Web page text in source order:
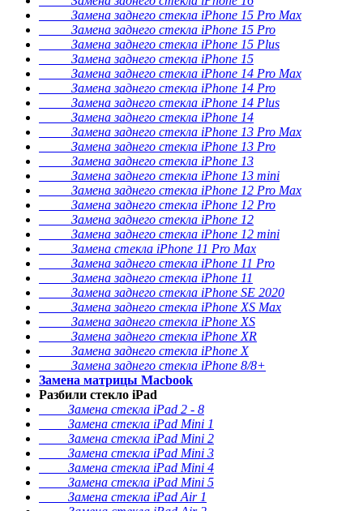
Замена заднего стекла iPhone 15 Pro Max
Замена заднего стекла iPhone 15 Pro
Замена заднего стекла iPhone 15 Plus
Замена заднего стекла iPhone 15
Замена заднего стекла iPhone 14 Pro Max
Замена заднего стекла iPhone 14 Pro
Замена заднего стекла iPhone 14 Plus
Замена заднего стекла iPhone 14
Замена заднего стекла iPhone 13 Pro Max
Замена заднего стекла iPhone 13 Pro
Замена заднего стекла iPhone 13
Замена заднего стекла iPhone 13 mini
Замена заднего стекла iPhone 12 Pro Max
Замена заднего стекла iPhone 12 Pro
Замена заднего стекла iPhone 12
Замена заднего стекла iPhone 12 mini
Замена стекла iPhone 11 Pro Max
Замена заднего стекла iPhone 11 Pro
Замена заднего стекла iPhone 11
Замена заднего стекла iPhone SE 2020
Замена заднего стекла iPhone XS Max
Замена заднего стекла iPhone XS
Замена заднего стекла iPhone XR
Замена заднего стекла iPhone X
Замена заднего стекла iPhone 8/8+
Замена матрицы Macbook
Разбили стекло iPad
Замена стекла iPad 2 - 8
Замена стекла iPad Mini 1
Замена стекла iPad Mini 2
Замена стекла iPad Mini 3
Замена стекла iPad Mini 4
Замена стекла iPad Mini 5
Замена стекла iPad Air 1